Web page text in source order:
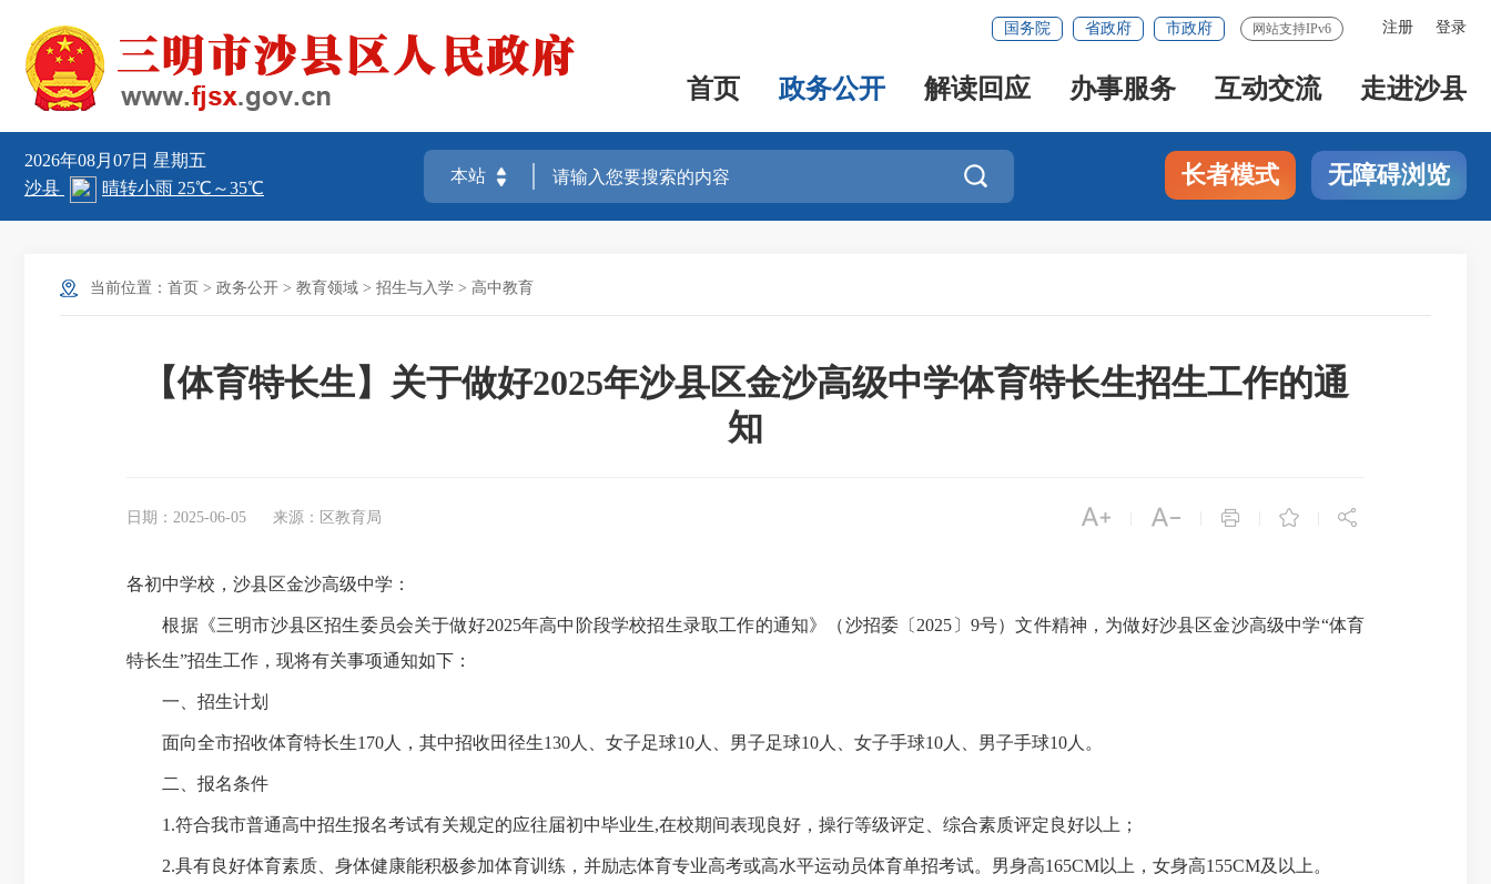
注册 登录
国务院 省政府 市政府 网站支持IPv6
首页 政务公开 解读回应 办事服务 互动交流 走进沙县
2026年08月07日 星期五
 长者模式 无障碍浏览
当前位置： 首页 > 政务公开 > 教育领域 > 招生与入学 > 高中教育
【体育特长生】关于做好2025年沙县区金沙高级中学体育特长生招生工作的通
知
日期：2025-06-05 来源：区教育局     
各初中学校，沙县区金沙高级中学：
根据《三明市沙县区招生委员会关于做好2025年高中阶段学校招生录取工作的通知》（沙招委〔2025〕9号）文件精神，为做好沙县区金沙高级中学“体育
特长生”招生工作，现将有关事项通知如下：
一、招生计划
面向全市招收体育特长生170人，其中招收田径生130人、女子足球10人、男子足球10人、女子手球10人、男子手球10人。
二、报名条件
1.符合我市普通高中招生报名考试有关规定的应往届初中毕业生,在校期间表现良好，操行等级评定、综合素质评定良好以上；
2.具有良好体育素质、身体健康能积极参加体育训练，并励志体育专业高考或高水平运动员体育单招考试。男身高165CM以上，女身高155CM及以上。